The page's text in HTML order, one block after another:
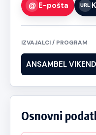
E-pošta
IZVAJALCI / PROGRAM
ANSAMBEL VIKEND
Osnovni